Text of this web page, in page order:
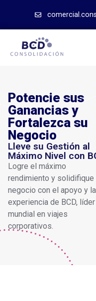
Potencie sus
Ganancias y
Fortalezca su
Negocio
Lleve su Gestión al
Máximo Nivel con
Logre el máximo
rendimiento y solidifique
negocio con el apoyo y la
experiencia de BCD, líder
mundial en viajes
corporativos.